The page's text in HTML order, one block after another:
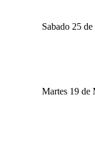
Sabado 25
Martes 19 de